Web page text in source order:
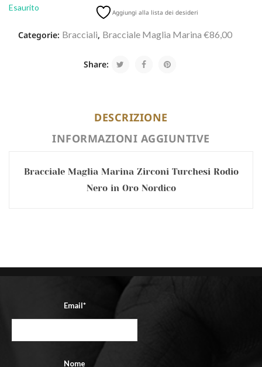
Esaurito Aggiungi alla lista dei desideri
Categorie: Bracciali, Bracciale Maglia Marina €86,00
Share:
DESCRIZIONE
INFORMAZIONI AGGIUNTIVE
Bracciale Maglia Marina Zirconi Turchesi Rodio
Nero in Oro Nordico
Email*
Nome